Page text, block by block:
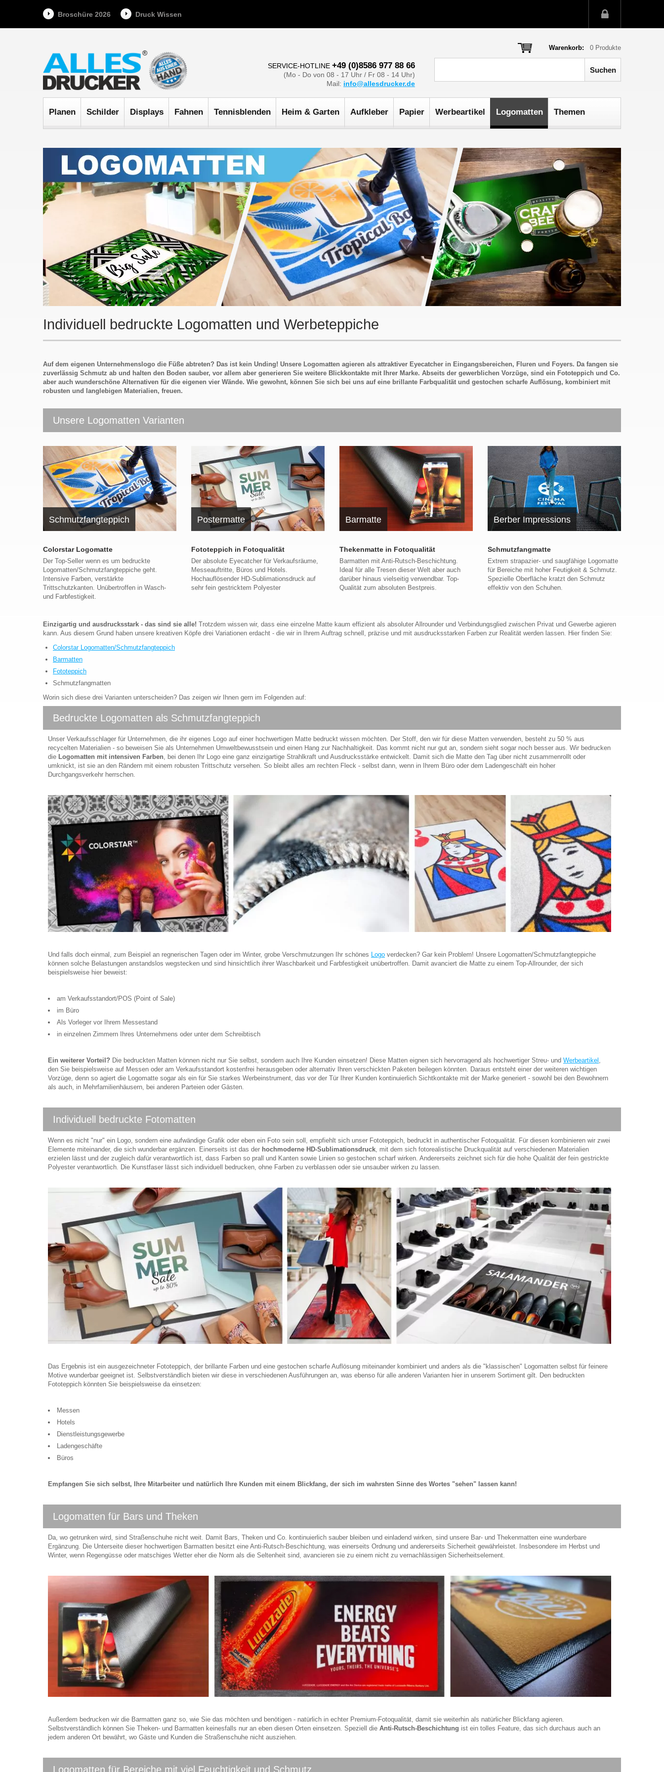
Broschüre 2026 Druck Wissen
Warenkorb: 0 Produkte
SERVICE-HOTLINE +49 (0)8586 977 88 66
(Mo - Do von 08 - 17 Uhr / Fr 08 - 14 Uhr)
Mail: info@allesdrucker.de
Planen Schilder Displays Fahnen Tennisblenden Heim & Garten Aufkleber Papier Werbeartikel Logomatten Themen
Individuell bedruckte Logomatten und Werbeteppiche
Auf dem eigenen Unternehmenslogo die Füße abtreten? Das ist kein Unding! Unsere Logomatten agieren als attraktiver Eyecatcher in Eingangsbereichen, Fluren und Foyers. Da fangen sie
zuverlässig Schmutz ab und halten den Boden sauber, vor allem aber generieren Sie weitere Blickkontakte mit Ihrer Marke. Abseits der gewerblichen Vorzüge, sind ein Fototeppich und Co.
aber auch wunderschöne Alternativen für die eigenen vier Wände. Wie gewohnt, können Sie sich bei uns auf eine brillante Farbqualität und gestochen scharfe Auflösung, kombiniert mit
robusten und langlebigen Materialien, freuen.
Unsere Logomatten Varianten
Schmutzfangteppich
Colorstar Logomatte
Der Top-Seller wenn es um bedruckte
Logomatten/Schmutzfangteppiche geht.
Intensive Farben, verstärkte
Trittschutzkanten. Unübertroffen in Wasch-
und Farbfestigkeit.
Postermatte
Fototeppich in Fotoqualität
Der absolute Eyecatcher für Verkaufsräume,
Messeauftritte, Büros und Hotels.
Hochauflösender HD-Sublimationsdruck auf
sehr fein gestricktem Polyester
Barmatte
Thekenmatte in Fotoqualität
Barmatten mit Anti-Rutsch-Beschichtung.
Ideal für alle Tresen dieser Welt aber auch
darüber hinaus vielseitig verwendbar. Top-
Qualität zum absoluten Bestpreis.
Berber Impressions
Schmutzfangmatte
Extrem strapazier- und saugfähige Logomatte
für Bereiche mit hoher Feutigkeit & Schmutz.
Spezielle Oberfläche kratzt den Schmutz
effektiv von den Schuhen.
Einzigartig und ausdrucksstark - das sind sie alle! Trotzdem wissen wir, dass eine einzelne Matte kaum effizient als absoluter Allrounder und Verbindungsglied zwischen Privat und Gewerbe agieren
kann. Aus diesem Grund haben unsere kreativen Köpfe drei Variationen erdacht - die wir in Ihrem Auftrag schnell, präzise und mit ausdrucksstarken Farben zur Realität werden lassen. Hier finden Sie:
Colorstar Logomatten/Schmutzfangteppich
Barmatten
Fototeppich
Schmutzfangmatten
Worin sich diese drei Varianten unterscheiden? Das zeigen wir Ihnen gern im Folgenden auf:
Bedruckte Logomatten als Schmutzfangteppich
Unser Verkaufsschlager für Unternehmen, die ihr eigenes Logo auf einer hochwertigen Matte bedruckt wissen möchten. Der Stoff, den wir für diese Matten verwenden, besteht zu 50 % aus
recycelten Materialien - so beweisen Sie als Unternehmen Umweltbewusstsein und einen Hang zur Nachhaltigkeit. Das kommt nicht nur gut an, sondern sieht sogar noch besser aus. Wir bedrucken
die Logomatten mit intensiven Farben, bei denen Ihr Logo eine ganz einzigartige Strahlkraft und Ausdrucksstärke entwickelt. Damit sich die Matte den Tag über nicht zusammenrollt oder
umknickt, ist sie an den Rändern mit einem robusten Trittschutz versehen. So bleibt alles am rechten Fleck - selbst dann, wenn in Ihrem Büro oder dem Ladengeschäft ein hoher
Durchgangsverkehr herrschen.
Und falls doch einmal, zum Beispiel an regnerischen Tagen oder im Winter, grobe Verschmutzungen Ihr schönes Logo verdecken? Gar kein Problem! Unsere Logomatten/Schmutzfangteppiche
können solche Belastungen anstandslos wegstecken und sind hinsichtlich ihrer Waschbarkeit und Farbfestigkeit unübertroffen. Damit avanciert die Matte zu einem Top-Allrounder, der sich
beispielsweise hier beweist:
am Verkaufsstandort/POS (Point of Sale)
im Büro
Als Vorleger vor Ihrem Messestand
in einzelnen Zimmern Ihres Unternehmens oder unter dem Schreibtisch
Ein weiterer Vorteil? Die bedruckten Matten können nicht nur Sie selbst, sondern auch Ihre Kunden einsetzen! Diese Matten eignen sich hervorragend als hochwertiger Streu- und Werbeartikel
den Sie beispielsweise auf Messen oder am Verkaufsstandort kostenfrei herausgeben oder alternativ Ihren verschickten Paketen beilegen könnten. Daraus entsteht einer der weiteren wichtigen
Vorzüge, denn so agiert die Logomatte sogar als ein für Sie starkes Werbeinstrument, das vor der Tür Ihrer Kunden kontinuierlich Sichtkontakte mit der Marke generiert - sowohl bei den Bewohnern
als auch, in Mehrfamilienhäusern, bei anderen Parteien oder Gästen.
Individuell bedruckte Fotomatten
Wenn es nicht "nur" ein Logo, sondern eine aufwändige Grafik oder eben ein Foto sein soll, empfiehlt sich unser Fototeppich, bedruckt in authentischer Fotoqualität. Für diesen kombinieren wir zwei
Elemente miteinander, die sich wunderbar ergänzen. Einerseits ist das der hochmoderne HD-Sublimationsdruck , mit dem sich fotorealistische Druckqualität auf verschiedenen Materialien
erzielen lässt und der zugleich dafür verantwortlich ist, dass Farben so prall und Kanten sowie Linien so gestochen scharf wirken. Andererseits zeichnet sich für die hohe Qualität der fein gestrickte
Polyester verantwortlich. Die Kunstfaser lässt sich individuell bedrucken, ohne Farben zu verblassen oder sie unsauber wirken zu lassen.
Das Ergebnis ist ein ausgezeichneter Fototeppich, der brillante Farben und eine gestochen scharfe Auflösung miteinander kombiniert und anders als die "klassischen" Logomatten selbst für feinere
Motive wunderbar geeignet ist. Selbstverständlich bieten wir diese in verschiedenen Ausführungen an, was ebenso für alle anderen Varianten hier in unserem Sortiment gilt. Den bedruckten
Fototeppich könnten Sie beispielsweise da einsetzen:
Messen
Hotels
Dienstleistungsgewerbe
Ladengeschäfte
Büros
Empfangen Sie sich selbst, Ihre Mitarbeiter und natürlich Ihre Kunden mit einem Blickfang, der sich im wahrsten Sinne des Wortes "sehen" lassen kann!
Logomatten für Bars und Theken
Da, wo getrunken wird, sind Straßenschuhe nicht weit. Damit Bars, Theken und Co. kontinuierlich sauber bleiben und einladend wirken, sind unsere Bar- und Thekenmatten eine wunderbare
Ergänzung. Die Unterseite dieser hochwertigen Barmatten besitzt eine Anti-Rutsch-Beschichtung, was einerseits Ordnung und andererseits Sicherheit gewährleistet. Insbesondere im Herbst und
Winter, wenn Regengüsse oder matschiges Wetter eher die Norm als die Seltenheit sind, avancieren sie zu einem nicht zu vernachlässigen Sicherheitselement.
Außerdem bedrucken wir die Barmatten ganz so, wie Sie das möchten und benötigen - natürlich in echter Premium-Fotoqualität, damit sie weiterhin als natürlicher Blickfang agieren.
Selbstverständlich können Sie Theken- und Barmatten keinesfalls nur an eben diesen Orten einsetzen. Speziell die Anti-Rutsch-Beschichtung ist ein tolles Feature, das sich durchaus auch an
jedem anderen Ort bewährt, wo Gäste und Kunden die Straßenschuhe nicht ausziehen.
Logomatten für Bereiche mit viel Feuchtigkeit und Schmutz